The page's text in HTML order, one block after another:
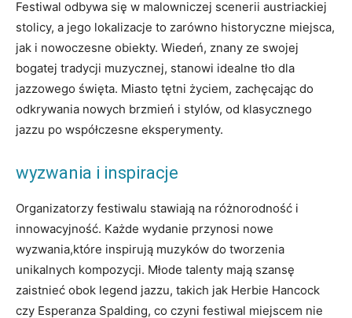
Festiwal odbywa się w malowniczej scenerii austriackiej
stolicy, a jego lokalizacje to zarówno ⁤historyczne miejsca,
jak i nowoczesne‌ obiekty. Wiedeń, znany ze swojej
bogatej ‍tradycji muzycznej, stanowi idealne ‌tło dla
jazzowego święta. ​Miasto‌ tętni życiem, zachęcając do
odkrywania nowych ⁢brzmień i stylów, od klasycznego
jazzu po współczesne eksperymenty.
wyzwania i inspiracje
Organizatorzy festiwalu stawiają na różnorodność⁢ i
innowacyjność. Każde wydanie przynosi​ nowe
wyzwania,które inspirują muzyków ‍do tworzenia
unikalnych kompozycji.‍ Młode talenty mają szansę
zaistnieć obok legend jazzu, takich jak Herbie Hancock
czy Esperanza Spalding, co czyni festiwal miejscem nie